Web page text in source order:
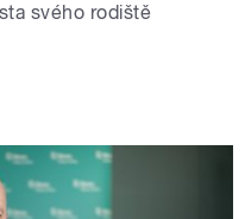
svého rodiště